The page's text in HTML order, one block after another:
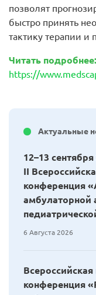
позволят
быстро принять
тактику терапии и
Читать подробнее:
https://
Актуальные
12–13
II
конференция
амбулаторной
6 Августа 2026
Всероссийская
конференция